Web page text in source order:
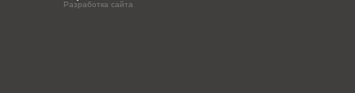
Разработка сайта